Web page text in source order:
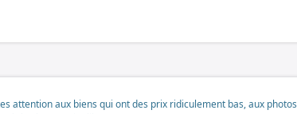
attention aux biens qui ont des prix ridiculement bas, aux photos